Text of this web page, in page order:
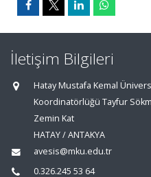
İletişim Bilgileri
Hatay Mustafa Kemal
Koordinatörlüğü Tayfur
Zemin Kat
HATAY / ANTAKYA
avesis@mku.edu.tr
0.326.245 53 64